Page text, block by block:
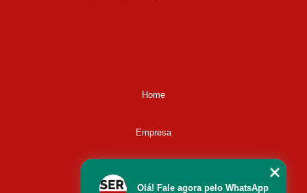
Home
Empresa
Olá! Fale agora pelo WhatsApp